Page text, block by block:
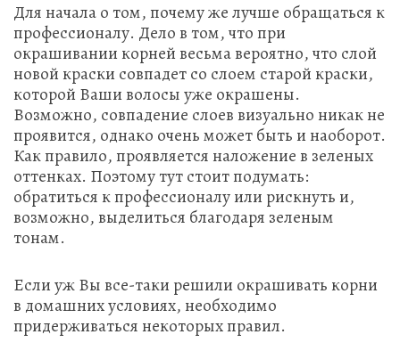
Для начала о том, почему же лучше обращаться к
профессионалу. Дело в том, что при
окрашивании корней весьма вероятно, что слой
новой краски совпадет со слоем старой краски,
которой Ваши волосы уже окрашены.
Возможно, совпадение слоев визуально никак не
проявится, однако очень может быть и наоборот.
Как правило, проявляется наложение в зеленых
оттенках. Поэтому тут стоит подумать:
обратиться к профессионалу или рискнуть и,
возможно, выделиться благодаря зеленым
тонам.
Если уж Вы все-таки решили окрашивать корни
в домашних условиях, необходимо
придерживаться некоторых правил.